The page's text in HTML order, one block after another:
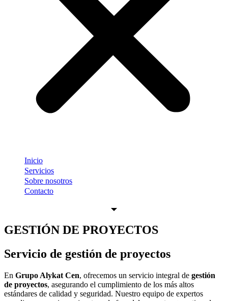
Inicio
Servicios
Sobre nosotros
Contacto
GESTIÓN DE PROYECTOS
Servicio de gestión de proyectos
En Grupo Alykat Cen, ofrecemos un servicio integral de gestión
de proyectos, asegurando el cumplimiento de los más altos
estándares de calidad y seguridad. Nuestro equipo de expertos